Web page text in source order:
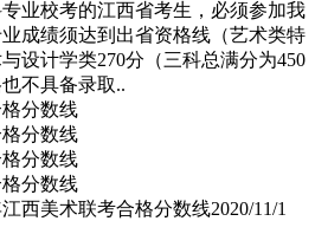
业校考的江西省考生，必须参加我
成绩须达到出省资格线（艺术类特
设计学类270分（三科总满分为450
不具备录取..
江西美术联考合格分数线2020/11/1